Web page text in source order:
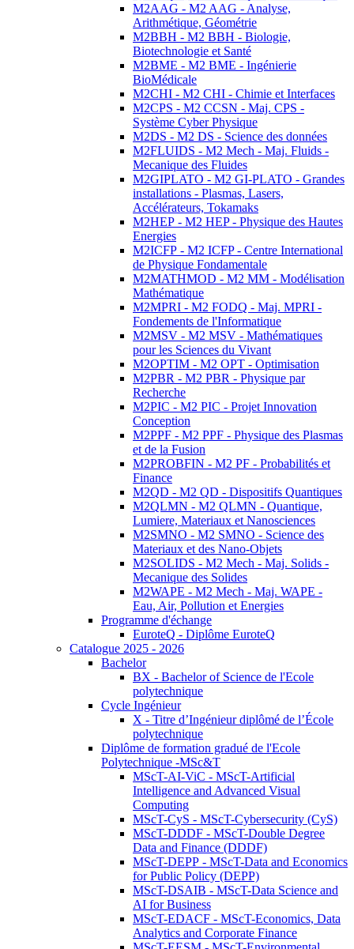
M2AAG - M2 AAG - Analyse,
Arithmétique, Géométrie
M2BBH - M2 BBH - Biologie,
Biotechnologie et Santé
M2BME - M2 BME - Ingénierie
BioMédicale
M2CHI - M2 CHI - Chimie et Interfaces
M2CPS - M2 CCSN - Maj. CPS -
Système Cyber Physique
M2DS - M2 DS - Science des données
M2FLUIDS - M2 Mech - Maj. Fluids -
Mecanique des Fluides
M2GIPLATO - M2 GI-PLATO - Grandes
installations - Plasmas, Lasers,
Accélérateurs, Tokamaks
M2HEP - M2 HEP - Physique des Hautes
Energies
M2ICFP - M2 ICFP - Centre International
de Physique Fondamentale
M2MATHMOD - M2 MM - Modélisation
Mathématique
M2MPRI - M2 FODQ - Maj. MPRI -
Fondements de l'Informatique
M2MSV - M2 MSV - Mathématiques
pour les Sciences du Vivant
M2OPTIM - M2 OPT - Optimisation
M2PBR - M2 PBR - Physique par
Recherche
M2PIC - M2 PIC - Projet Innovation
Conception
M2PPF - M2 PPF - Physique des Plasmas
et de la Fusion
M2PROBFIN - M2 PF - Probabilités et
Finance
M2QD - M2 QD - Dispositifs Quantiques
M2QLMN - M2 QLMN - Quantique,
Lumiere, Materiaux et Nanosciences
M2SMNO - M2 SMNO - Science des
Materiaux et des Nano-Objets
M2SOLIDS - M2 Mech - Maj. Solids -
Mecanique des Solides
M2WAPE - M2 Mech - Maj. WAPE -
Eau, Air, Pollution et Energies
Programme d'échange
EuroteQ - Diplôme EuroteQ
Catalogue 2025 - 2026
Bachelor
BX - Bachelor of Science de l'Ecole
polytechnique
Cycle Ingénieur
X - Titre d’Ingénieur diplômé de l’École
polytechnique
Diplôme de formation gradué de l'Ecole
Polytechnique -MSc&T
MScT-AI-ViC - MScT-Artificial
Intelligence and Advanced Visual
Computing
MScT-CyS - MScT-Cybersecurity (CyS)
MScT-DDDF - MScT-Double Degree
Data and Finance (DDDF)
MScT-DEPP - MScT-Data and Economics
for Public Policy (DEPP)
MScT-DSAIB - MScT-Data Science and
AI for Business
MScT-EDACF - MScT-Economics, Data
Analytics and Corporate Finance